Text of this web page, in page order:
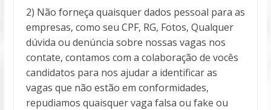
2) Não forneça quaisquer dados pessoal para as
empresas, como seu CPF, RG, Fotos, Qualquer
dúvida ou denúncia sobre nossas vagas nos
contate, contamos com a colaboração de vocês
candidatos para nos ajudar a identificar as
vagas que não estão em conformidades,
repudiamos quaisquer vaga falsa ou fake ou